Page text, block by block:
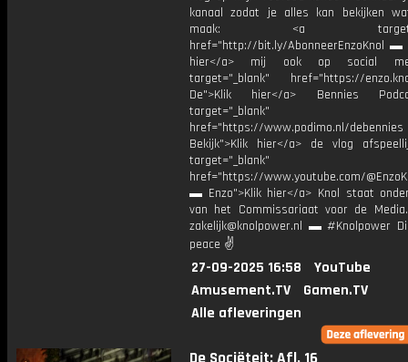
kanaal zodat je alles kan bekijken
maak: <a
href="http://bit.ly/AbonneerEnzoKnol ▬
hier</a> mij ook op social
target="_blank" href="https://
De">Klik hier</a> Bennies
target="_blank"
href="https://www.podimo.nl/debennies
Bekijk">Klik hier</a> de vlog
target="_blank"
href="https://www.youtube.com/
▬ Enzo">Klik hier</a> Knol staat
van het Commissariaat voor de
zakelijk@knolpower.nl ▬ #Knolpower
peace ✌
27-09-2025 16:58
YouTube
Amusement.TV
Gamen.TV
Alle afleveringen